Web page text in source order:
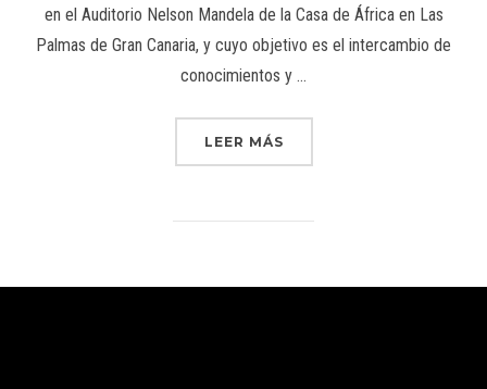
en el Auditorio Nelson Mandela de la Casa de África en Las
Palmas de Gran Canaria, y cuyo objetivo es el intercambio de
conocimientos y …
LEER MÁS